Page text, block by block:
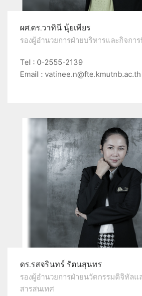
ผศ.ดร.วาทินี นุ้ยเพียร
รองผู้อำนวยการฝ่ายบริหารและกิจกา
Tel : 0-2555-2139
Email : vatinee.n@fte.kmutnb.ac.th
ดร.รสจรินทร์ รัตนสุนทร
รองผู้อำนวยการฝ่ายนวัตกรรมดิจิทัลแ
สารสนเทศ